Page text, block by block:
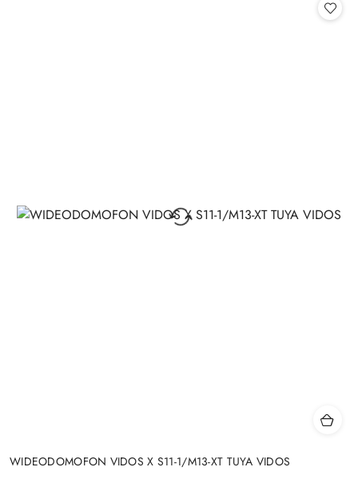
WIDEODOMOFON VIDOS X S11-1/M13-XT TUYA VIDOS